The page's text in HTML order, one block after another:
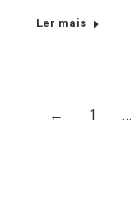
Ler mais
← 1 …